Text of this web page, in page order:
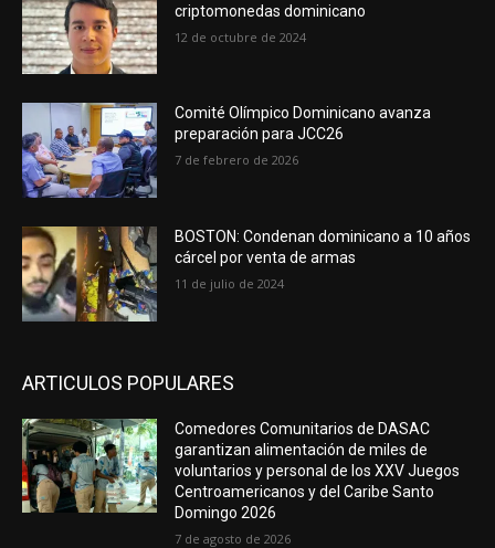
criptomonedas dominicano
12 de octubre de 2024
Comité Olímpico Dominicano avanza
preparación para JCC26
7 de febrero de 2026
BOSTON: Condenan dominicano a 10 años
cárcel por venta de armas
11 de julio de 2024
ARTICULOS POPULARES
Comedores Comunitarios de DASAC
garantizan alimentación de miles de
voluntarios y personal de los XXV Juegos
Centroamericanos y del Caribe Santo
Domingo 2026
7 de agosto de 2026